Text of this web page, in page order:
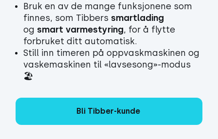
Bruk en av de mange funksjonene som
finnes, som Tibbers smartlading
og smart varmestyring, for å flytte
forbruket ditt automatisk.
Still inn timeren på oppvaskmaskinen og
vaskemaskinen til «lavsesong»-modus
🏖️
Bli Tibber-kunde